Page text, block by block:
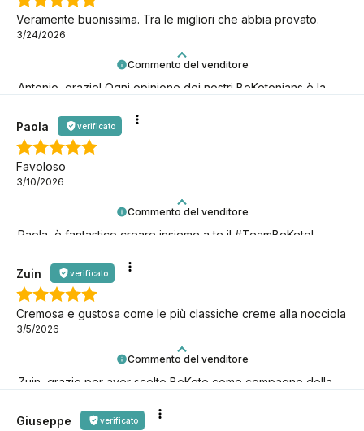
Commento del venditore
Antonio, grazie! Ogni opinione dei nostri BeKetonians è la
Veramente buonissima. Tra le migliori che abbia provato.
3/24/2026
Commento del venditore
Paola, è fantastico creare insieme a te il #TeamBeKeto!
Paola verificato
Favoloso
3/10/2026
Commento del venditore
Zuin, grazie per aver scelto BeKeto come compagno della
Zuin verificato
Cremosa e gustosa come le più classiche creme alla nocciola
3/5/2026
Giuseppe verificato